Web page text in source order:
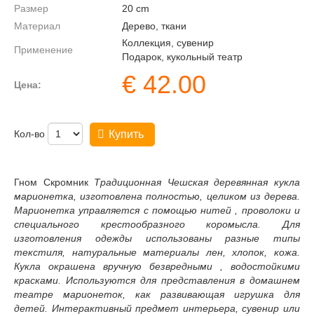
Размер
20 cm
Материал
Дерево, ткани
Применение
Коллекция, сувенир
Подарок, кукольный театр
Цена: € 42.00
Кол-во Купить
Гном СкромникТрадиционная Чешская деревянная кукла
марионетка, изготовлена полностью, целиком из дерева.
Марионетка управляется с помощью нитей , проволоки и
специального крестообразного коромысла. Для
изготовления одежды использованы разные типы
текстиля, натуральные материалы лен, хлопок, кожа.
Кукла окрашена вручную безвредными , водостойкими
красками. Используются для представления в домашнем
театре марионеток, как развивающая игрушка для
детей. Интерактивный предмет интерьера, сувенир или